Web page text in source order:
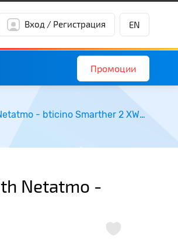
Вход / Регистрация EN
Промоции
Термостат Smarther 2 bticino with Netatmo - bticino Smarther 2 XW8002
Netatmo -